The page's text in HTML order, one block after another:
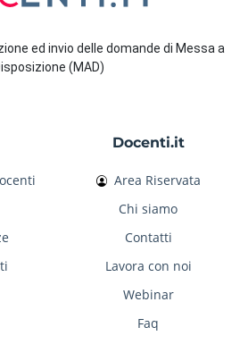
ed invio delle domande di Messa a
(MAD)
Docenti.it
Area Riservata
Chi siamo
Contatti
Lavora con noi
Webinar
Faq